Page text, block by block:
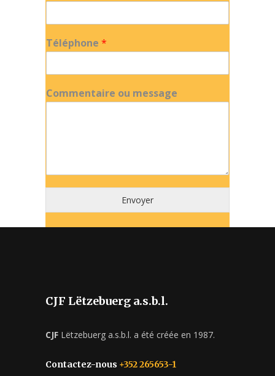
Téléphone *
Commentaire ou message
Envoyer
CJF Lëtzebuerg a.s.b.l.
CJF Lëtzebuerg a.s.b.l. a été créée en 1987.
Contactez-nous +352 265653-1